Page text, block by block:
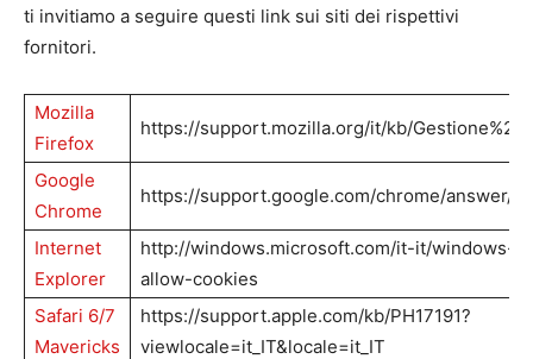
ti invitiamo a seguire questi link sui siti dei rispettivi
fornitori.
Mozilla
Firefox
https://support.mozilla.org/it/kb/
Google
Chrome
https://support.google.com/chrome/answer/
Internet
Explorer
http://windows.microsoft.com/it-it/windows-
allow-cookies
Safari 6/7
Mavericks
https://support.apple.com/kb/PH17191?
viewlocale=it_IT&locale=it_IT